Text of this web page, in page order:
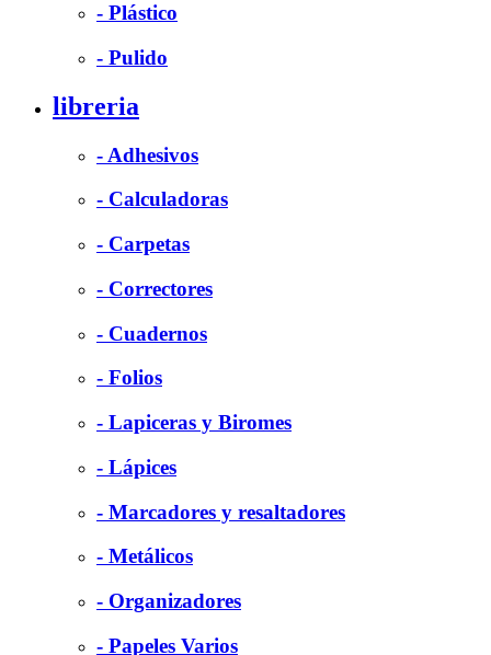
- Plástico
- Pulido
libreria
- Adhesivos
- Calculadoras
- Carpetas
- Correctores
- Cuadernos
- Folios
- Lapiceras y Biromes
- Lápices
- Marcadores y resaltadores
- Metálicos
- Organizadores
- Papeles Varios